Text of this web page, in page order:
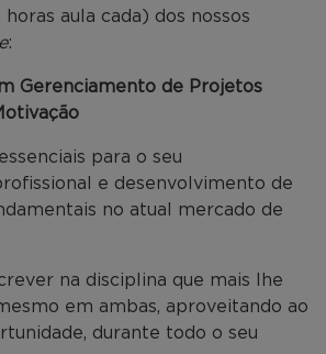
aula cada) dos nossos
:
Gerenciamento de Projetos
para o seu
e desenvolvimento de
no atual mercado de
na disciplina que mais lhe
em ambas, aproveitando ao
durante todo o seu